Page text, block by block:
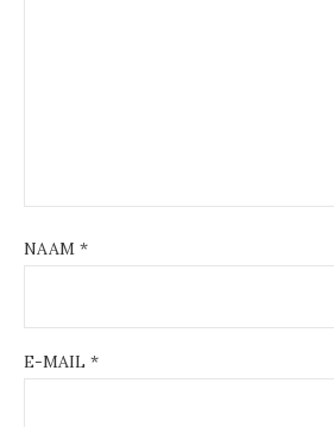
NAAM *
E-MAIL *